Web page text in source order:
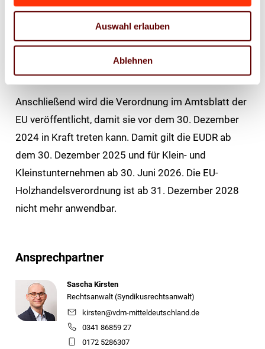
Auswahl erlauben
Ablehnen
formal angenommen werden. Die förmliche
endgültige Annahme durch beide Organe ist für die
Woche vom 16.–19. Dezember 2024 vorgesehen.
Anschließend wird die Verordnung im Amtsblatt der
EU veröffentlicht, damit sie vor dem 30. Dezember
2024 in Kraft treten kann. Damit gilt die EUDR ab
dem 30. Dezember 2025 und für Klein- und
Kleinstunternehmen ab 30. Juni 2026. Die EU-
Holzhandelsverordnung ist ab 31. Dezember 2028
nicht mehr anwendbar.
Ansprechpartner
Sascha Kirsten
Rechtsanwalt (Syndikusrechtsanwalt)
kirsten@vdm-mitteldeutschland.de
0341 86859 27
0172 5286307